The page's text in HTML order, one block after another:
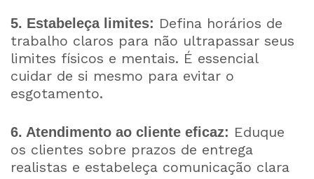
5. Estabeleça limites: Defina horários de
trabalho claros para não ultrapassar seus
limites físicos e mentais. É essencial
cuidar de si mesmo para evitar o
esgotamento.
6. Atendimento ao cliente eficaz: Eduque
os clientes sobre prazos de entrega
realistas e estabeleça comunicação clara